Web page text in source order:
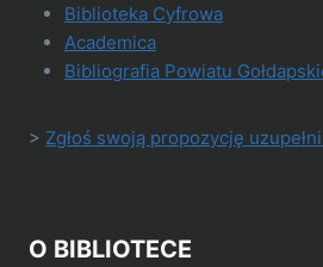
Biblioteka Cyfrowa
Academica
Bibliografia Powiatu
> Zgłoś swoją propozycję
O BIBLIOTECE